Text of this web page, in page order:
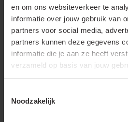
en om ons websiteverkeer te
informatie over jouw gebruik van
partners voor social media,
partners kunnen deze gegevens
informatie die je aan ze heeft
verzameld op basis van jouw
Noodzakelijk
Geschikt voor hoge
temperaturen (tot 650 °C)
Geschikt voor lakdraad
Geschikt voor ronde
geleider
geleider